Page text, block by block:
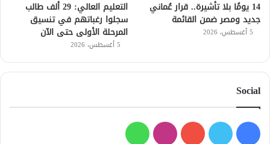
14 يومًا بلا تأشيرة.. قرار عُماني
جديد ومصر ضمن القائمة
5 أغسطس، 2026
التعليم العالي: 29 ألف طالب
سجلوا رغباتهم في تنسيق
المرحلة الأولى حتى الآن
5 أغسطس، 2026
Social
فيسبوك
تويتر يوتيوبانستقرامواتساب